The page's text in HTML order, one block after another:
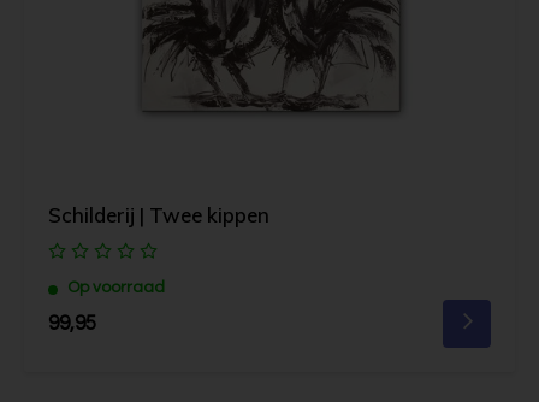
Schilderij | Twee kippen
Op voorraad
99,95